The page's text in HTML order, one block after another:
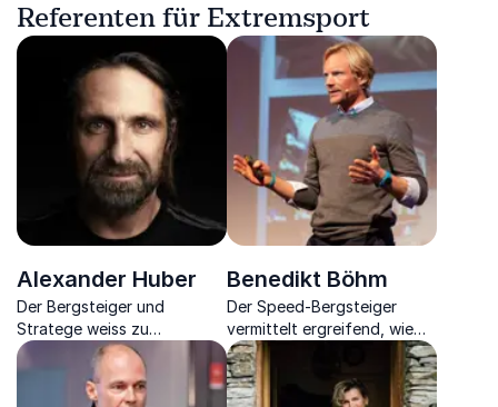
Referenten für Extremsport
Alexander Huber
Der Bergsteiger und
Stratege weiss zu
vermitteln, wie man auf dem
Weg zu einem
langersehnten Ziel an sein
Benedikt Böhm
Der Speed-Bergsteiger
vermittelt ergreifend, wie
viel Teamwork im
Unternehmen zählt und wie
man erfolgreich seine Ziele